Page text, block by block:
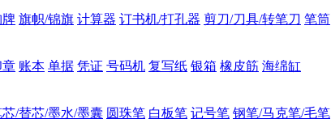
牌 旗帜/锦旗 计算器 订书机/打孔器 剪刀/刀具/转笔刀 笔筒
章 账本 单据 凭证 号码机 复写纸 银箱 橡皮筋 海绵缸
芯/替芯/墨水/墨囊 圆珠笔 白板笔 记号笔 钢笔/马克笔/毛笔